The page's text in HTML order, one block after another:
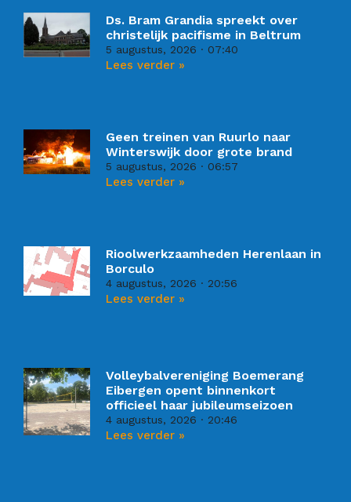
Ds. Bram Grandia spreekt over
christelijk pacifisme in Beltrum
5 augustus, 2026 07:40
Lees verder »
Geen treinen van Ruurlo naar
Winterswijk door grote brand
5 augustus, 2026 06:57
Lees verder »
Rioolwerkzaamheden Herenlaan in
Borculo
4 augustus, 2026 20:56
Lees verder »
Volleybalvereniging Boemerang
Eibergen opent binnenkort
officieel haar jubileumseizoen
4 augustus, 2026 20:46
Lees verder »